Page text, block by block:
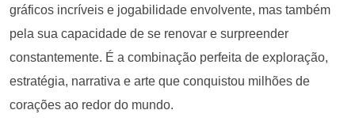
gráficos incríveis e jogabilidade envolvente, mas também
pela sua capacidade de se renovar e surpreender
constantemente. É a combinação perfeita de exploração,
estratégia, narrativa e arte que conquistou milhões de
corações ao redor do mundo.